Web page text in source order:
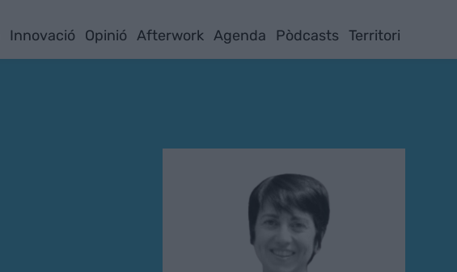
Innovació Opinió Afterwork Agenda Pòdcasts Territori